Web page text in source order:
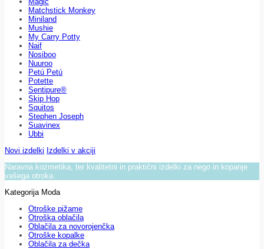
Matchstick Monkey
Miniland
Mushie
My Carry Potty
Naif
Nosiboo
Nuuroo
Petú Petú
Potette
Sentipure®
Skip Hop
Squitos
Stephen Joseph
Suavinex
Ubbi
Novi izdelki Izdelki v akciji
Naravna kozmetika, ter kvalitetni in praktični izdelki za nego in kopanje
vašega otroka.
Kategorija Moda
Otroške pižame
Otroška oblačila
Oblačila za novorojenčka
Otroške kopalke
Oblačila za dečka